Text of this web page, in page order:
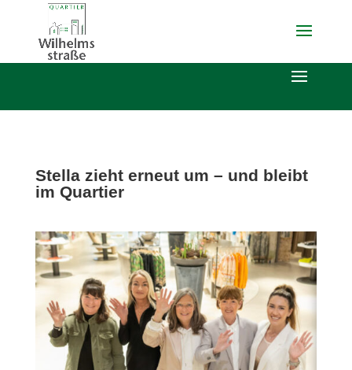
Stella zieht erneut um – und bleibt
im Quartier